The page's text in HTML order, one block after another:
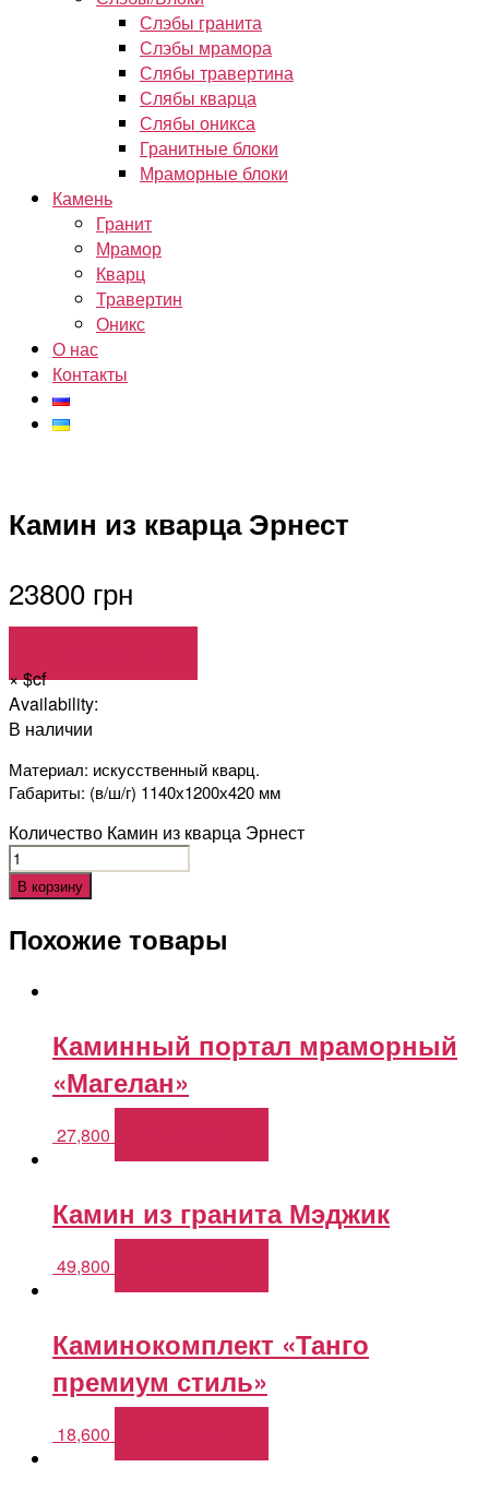
Слэбы гранита
Слэбы мрамора
Слябы травертина
Слябы кварца
Слябы оникса
Гранитные блоки
Мраморные блоки
Камень
Гранит
Мрамор
Кварц
Травертин
Оникс
О нас
Контакты
Камин из кварца Эрнест
23800 грн
×$cf
Availability:
В наличии
Материал: искусственный кварц.
Габариты: (в/ш/г) 1140х1200х420 мм
Количество Камин из кварца Эрнест
В корзину
Похожие товары
Каминный портал мраморный
«Магелан»
27,800
Камин из гранита Мэджик
49,800
Каминокомплект «Танго
премиум стиль»
18,600